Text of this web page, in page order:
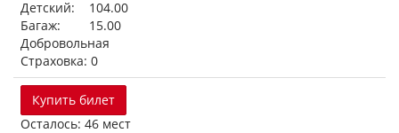
Детский: 104.00
Багаж: 15.00
Добровольная
Страховка: 0
Купить билет
Осталось: 46 мест